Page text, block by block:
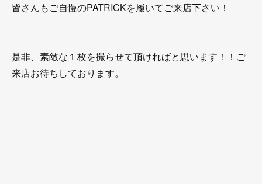
皆さんもご自慢のPATRICKを履いてご来店下さい！
是非、素敵な１枚を撮らせて頂ければと思います！！ご
来店お待ちしております。